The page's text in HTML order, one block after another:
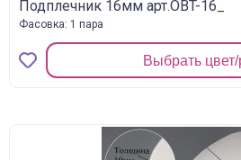
Подплечник 16мм арт.OBT-16_
Фасовка: 1 пара
Выбрать